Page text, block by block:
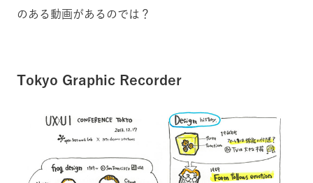
のある動画があるのでは？
Tokyo Graphic Recorder